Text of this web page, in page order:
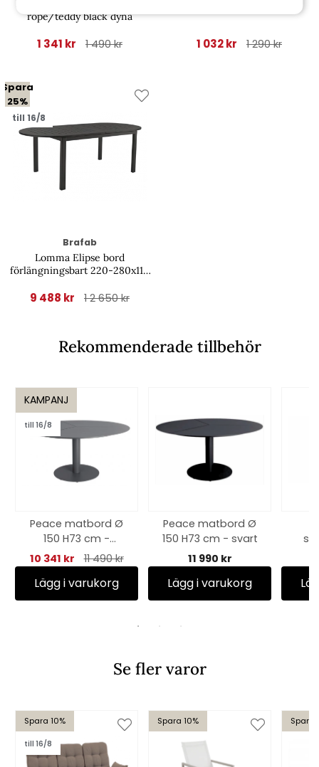
rope/teddy black dyna
1 341 kr 1 490 kr 1 032 kr 1 290 kr
Spara
25%
till 16/8
Brafab
Lomma Elipse bord
förlängningsbart 220-280x110
9 488 kr 1 2 650 kr
Rekommenderade tillbehör
KAMPANJ
till 16/8
Peace matbord Ø
150 H73 cm -
antracit
10 341 kr 11 490 kr
Lägg i varukorg
Peace matbord Ø
150 H73 cm - svart
11 990 kr
Lägg i varukorg
Se fler varor
Spara 10%
till 16/8
Spara 10% Spara